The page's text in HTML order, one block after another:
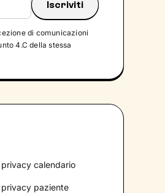
di comunicazioni
4.C della stessa
calendario
paziente